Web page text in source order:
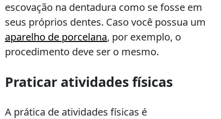
escovação na dentadura como se fosse em
seus próprios dentes. Caso você possua um
aparelho de porcelana, por exemplo, o
procedimento deve ser o mesmo.
Praticar atividades físicas
A prática de atividades físicas é